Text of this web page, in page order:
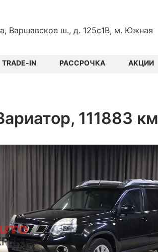
Варшавское ш., д. 125с1В, м. Южная
TRADE-IN РАССРОЧКА АКЦИИ
111883 км